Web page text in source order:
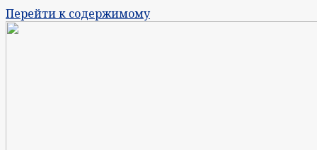
Перейти к содержимому